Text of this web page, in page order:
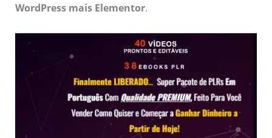
WordPress mais Elementor.